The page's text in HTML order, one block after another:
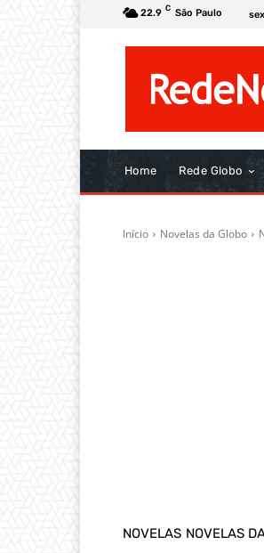
22.9 C São Paulo
Home Rede Globo
Início Novelas da Globo
NOVELAS NOVELAS